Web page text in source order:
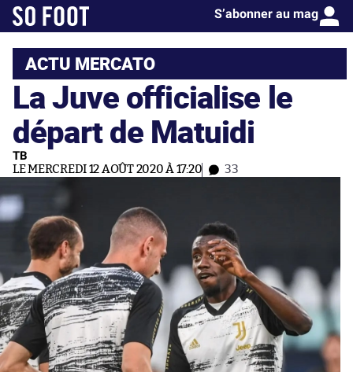
S’abonner au mag
ACTU MERCATO
La Juve officialise le
départ de Matuidi
TB
LE MERCREDI 12 AOÛT 2020 À 17:20 33